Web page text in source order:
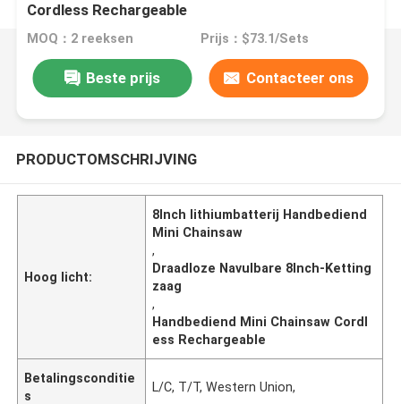
Cordless Rechargeable
MOQ：2 reeksen Prijs：$73.1/Sets
Beste prijs Contacteer ons
PRODUCTOMSCHRIJVING
Hoog licht:
8Inch lithiumbatterij Handbediend
Mini Chainsaw
,
Draadloze Navulbare 8Inch-Ketting
zaag
,
Handbediend Mini Chainsaw Cordl
ess Rechargeable
Betalingsconditie
s
L/C, T/T, Western Union,